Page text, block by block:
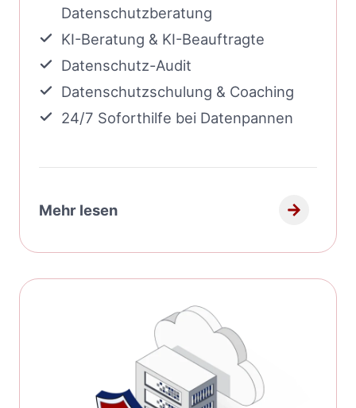
Datenschutzberatung
KI-Beratung & KI-Beauftragte
Datenschutz-Audit
Datenschutzschulung & Coaching
24/7 Soforthilfe bei Datenpannen
Mehr lesen